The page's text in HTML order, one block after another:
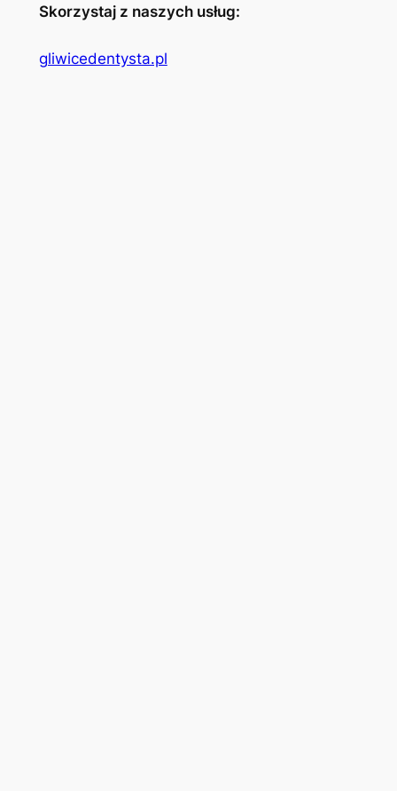
Skorzystaj z naszych usług:
gliwicedentysta.pl